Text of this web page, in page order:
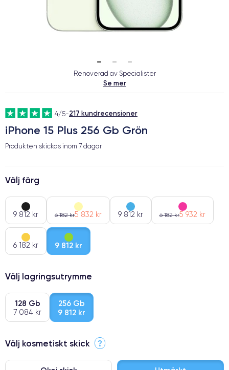
Renoverad av Specialister
Se mer
4/5-217 kundrecensioner
iPhone 15 Plus 256 Gb Grön
Produkten skickas inom 7 dagar
Välj färg
9 812 kr 6 182 kr5 832 kr 9 812 kr 6 182 kr5 932 kr
6 182 kr 9 812 kr
Välj lagringsutrymme
128 Gb
7 084 kr
256 Gb
9 812 kr
Välj kosmetiskt skick ?